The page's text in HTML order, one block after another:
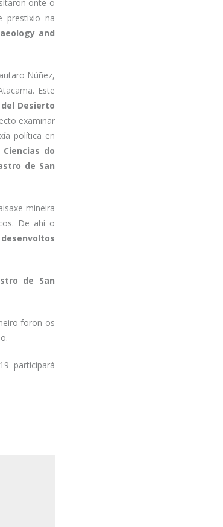
onte o
prestixio na
and
Núñez,
Este
Desierto
examinar
política en
do
de San
mineira
De ahí o
de San
foron os
participará